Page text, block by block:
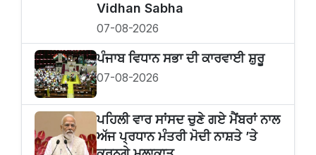
Vidhan Sabha
07-08-2026
ਪੰਜਾਬ ਵਿਧਾਨ ਸਭਾ ਦੀ ਕਾਰਵਾਈ ਸ਼ੁਰੂ
07-08-2026
ਪਹਿਲੀ ਵਾਰ ਸਾਂਸਦ ਚੁਣੇ ਗਏ ਮੈਂਬਰਾਂ ਨਾਲ
ਅੱਜ ਪ੍ਰਧਾਨ ਮੰਤਰੀ ਮੋਦੀ ਨਾਸ਼ਤੇ ’ਤੇ